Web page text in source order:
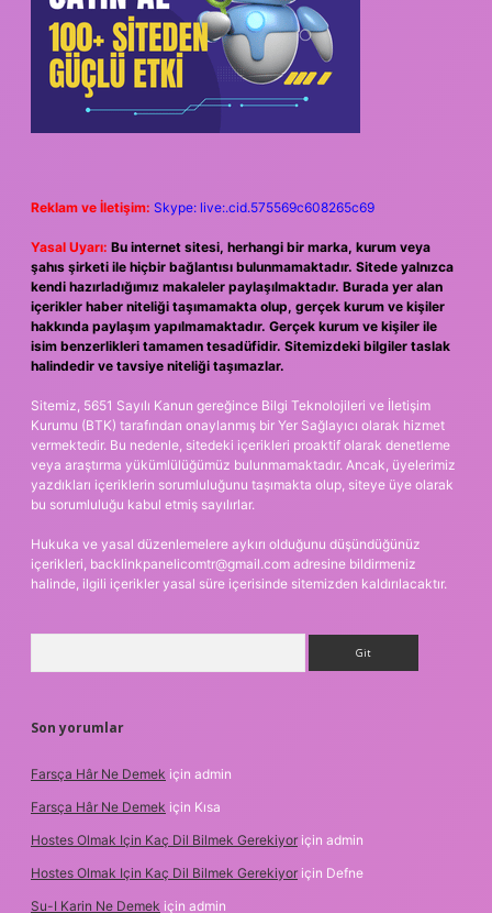
Reklam ve İletişim: Skype: live:.cid.575569c608265c69
Yasal Uyarı: Bu internet sitesi, herhangi bir marka, kurum veya
şahıs şirketi ile hiçbir bağlantısı bulunmamaktadır. Sitede yalnızca
kendi hazırladığımız makaleler paylaşılmaktadır. Burada yer alan
içerikler haber niteliği taşımamakta olup, gerçek kurum ve kişiler
hakkında paylaşım yapılmamaktadır. Gerçek kurum ve kişiler ile
isim benzerlikleri tamamen tesadüfidir. Sitemizdeki bilgiler taslak
halindedir ve tavsiye niteliği taşımazlar.
Sitemiz, 5651 Sayılı Kanun gereğince Bilgi Teknolojileri ve İletişim
Kurumu (BTK) tarafından onaylanmış bir Yer Sağlayıcı olarak hizmet
vermektedir. Bu nedenle, sitedeki içerikleri proaktif olarak denetleme
veya araştırma yükümlülüğümüz bulunmamaktadır. Ancak, üyelerimiz
yazdıkları içeriklerin sorumluluğunu taşımakta olup, siteye üye olarak
bu sorumluluğu kabul etmiş sayılırlar.
Hukuka ve yasal düzenlemelere aykırı olduğunu düşündüğünüz
içerikleri, backlinkpanelicomtr@gmail.com adresine bildirmeniz
halinde, ilgili içerikler yasal süre içerisinde sitemizden kaldırılacaktır.
Son yorumlar
Farsça Hâr Ne Demek için admin
Farsça Hâr Ne Demek için Kısa
Hostes Olmak Için Kaç Dil Bilmek Gerekiyor için admin
Hostes Olmak Için Kaç Dil Bilmek Gerekiyor için Defne
Su-I Karin Ne Demek için admin